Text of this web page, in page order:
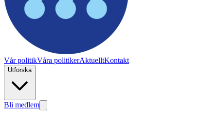
Vår politikVåra politikerAktuelltKontakt
Utforska
Bli medlem